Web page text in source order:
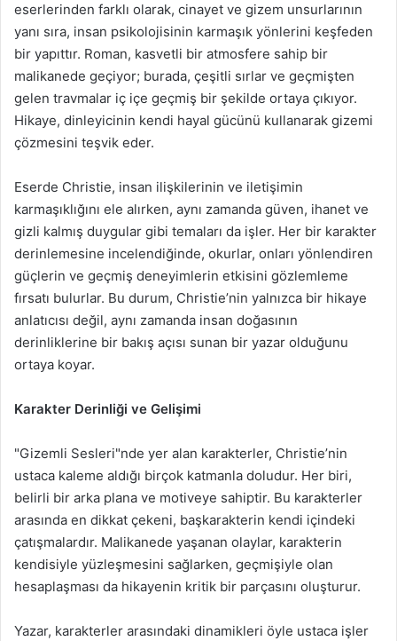
eserlerinden farklı olarak, cinayet ve gizem unsurlarının
yanı sıra, insan psikolojisinin karmaşık yönlerini keşfeden
bir yapıttır. Roman, kasvetli bir atmosfere sahip bir
malikanede geçiyor; burada, çeşitli sırlar ve geçmişten
gelen travmalar iç içe geçmiş bir şekilde ortaya çıkıyor.
Hikaye, dinleyicinin kendi hayal gücünü kullanarak gizemi
çözmesini teşvik eder.
Eserde Christie, insan ilişkilerinin ve iletişimin
karmaşıklığını ele alırken, aynı zamanda güven, ihanet ve
gizli kalmış duygular gibi temaları da işler. Her bir karakter
derinlemesine incelendiğinde, okurlar, onları yönlendiren
güçlerin ve geçmiş deneyimlerin etkisini gözlemleme
fırsatı bulurlar. Bu durum, Christie’nin yalnızca bir hikaye
anlatıcısı değil, aynı zamanda insan doğasının
derinliklerine bir bakış açısı sunan bir yazar olduğunu
ortaya koyar.
Karakter Derinliği ve Gelişimi
"Gizemli Sesleri"nde yer alan karakterler, Christie’nin
ustaca kaleme aldığı birçok katmanla doludur. Her biri,
belirli bir arka plana ve motiveye sahiptir. Bu karakterler
arasında en dikkat çekeni, başkarakterin kendi içindeki
çatışmalardır. Malikanede yaşanan olaylar, karakterin
kendisiyle yüzleşmesini sağlarken, geçmişiyle olan
hesaplaşması da hikayenin kritik bir parçasını oluşturur.
Yazar, karakterler arasındaki dinamikleri öyle ustaca işler